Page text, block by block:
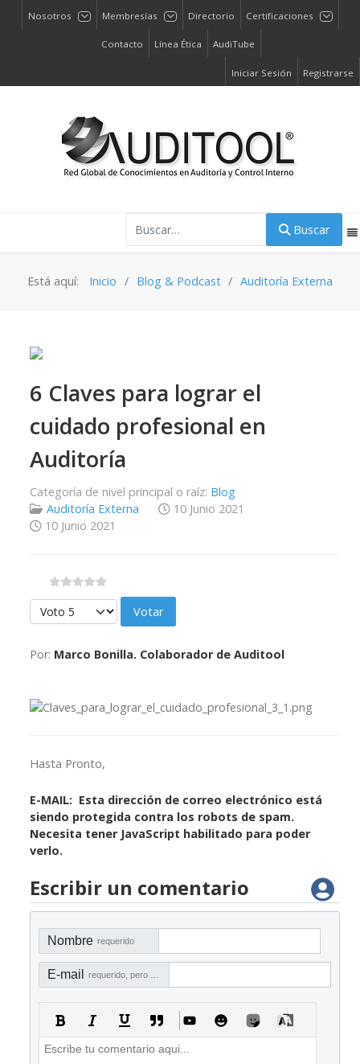
Nosotros Membresías Directorio Certificaciones
Contacto Línea Ética AudiTube
Iniciar Sesión Registrarse
Buscar
Está aquí: Inicio Blog & Podcast Auditoría Externa
6 Claves para lograr el
cuidado profesional en
Auditoría
Categoría de nivel principal o raíz: Blog
Auditoría Externa
10 Junio 2021
10 Junio 2021
Por favor, vote
Por: Marco Bonilla. Colaborador de Auditool
Hasta Pronto,
E-MAIL: Esta dirección de correo electrónico está
siendo protegida contra los robots de spam.
Necesita tener JavaScript habilitado para poder
verlo.
Escribir un comentario
Nombre requerido
E-mail